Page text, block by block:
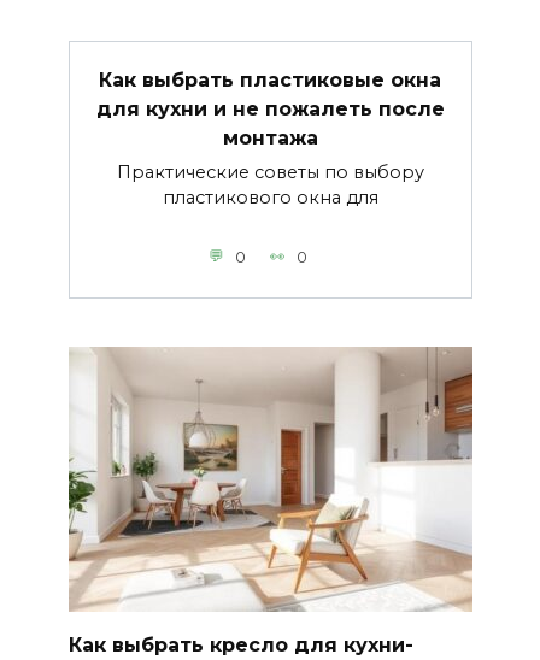
Как выбрать пластиковые окна
для кухни и не пожалеть после
монтажа
Практические советы по выбору
пластикового окна для
0 0
Как выбрать кресло для кухни-